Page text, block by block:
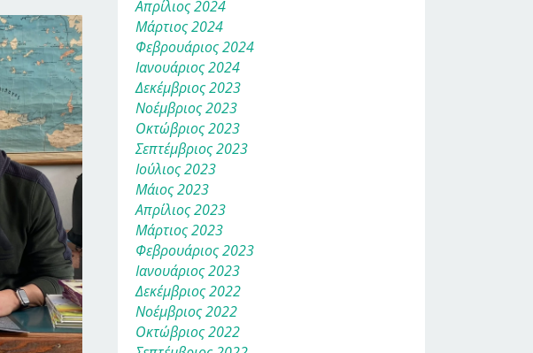
Απρίλιος 2024
Μάρτιος 2024
Φεβρουάριος 2024
Ιανουάριος 2024
Δεκέμβριος 2023
Νοέμβριος 2023
Οκτώβριος 2023
Σεπτέμβριος 2023
Ιούλιος 2023
Μάιος 2023
Απρίλιος 2023
Μάρτιος 2023
Φεβρουάριος 2023
Ιανουάριος 2023
Δεκέμβριος 2022
Νοέμβριος 2022
Οκτώβριος 2022